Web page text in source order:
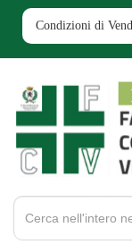
Condizioni di
Farmacia
Comunale
Cerca
Prodotto